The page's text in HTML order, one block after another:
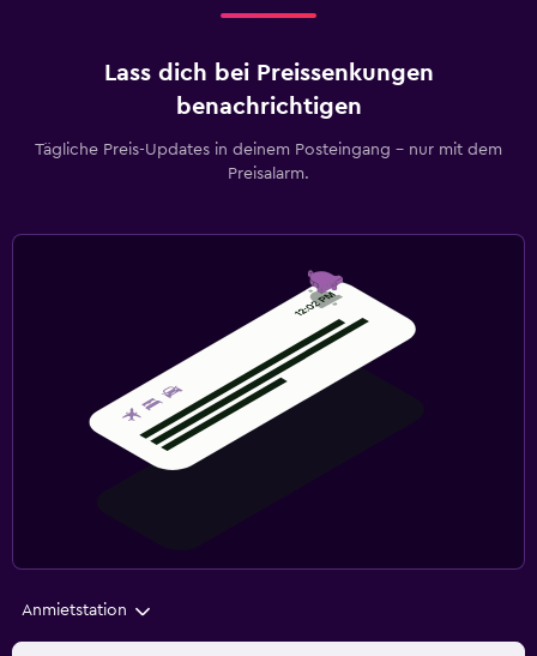
Lass dich bei Preissenkungen
benachrichtigen
Tägliche Preis-Updates in deinem Posteingang – nur mit dem
Preisalarm.
Anmietstation